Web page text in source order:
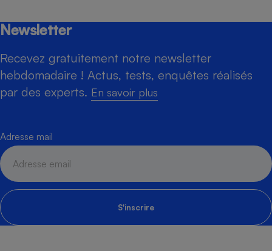
Newsletter
Recevez gratuitement notre newsletter
hebdomadaire ! Actus, tests, enquêtes réalisés
par des experts. En savoir plus
Adresse mail
S'inscrire